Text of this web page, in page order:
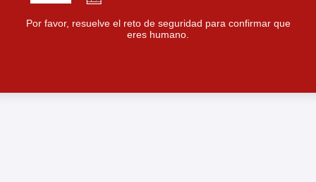
Por favor, resuelve el reto de seguridad para confirmar que
eres humano.